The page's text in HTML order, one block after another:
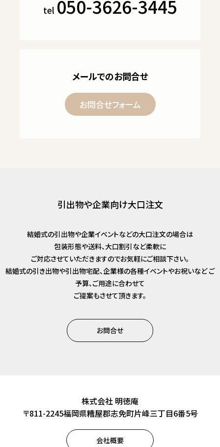
tel 050-3626-3445
メールでのお問合せ
お問合せフォーム
引出物や企業向け大口注文
結婚式の引出物や企業イベントなどの大口注文の場合は
包装形態や送料、大口割引など柔軟に
ご対応させていただきますのでお気軽にご相談下さい。
結婚式の引き出物や引出物宅配、企業様の各種イベントやお祝いなどご
予算、ご用途に合わせて
ご提案もさせて頂きます。
お問合せ
株式会社 明徳庵
〒811-2245福岡県糟屋郡志免町片峰三丁目6番5号
会社概要